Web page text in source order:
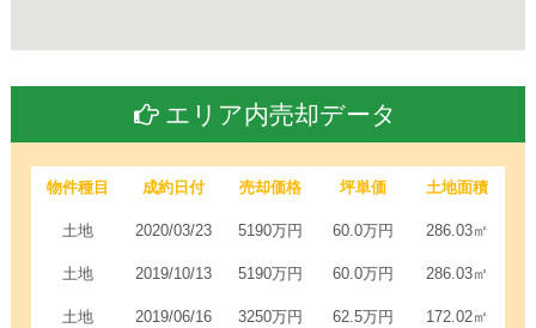
エリア内売却データ
物件種目 成約日付 売却価格 坪単価 土地面積
土地 2020/03/23 5190万円 60.0万円 286.03㎡
土地 2019/10/13 5190万円 60.0万円 286.03㎡
土地 2019/06/16 3250万円 62.5万円 172.02㎡